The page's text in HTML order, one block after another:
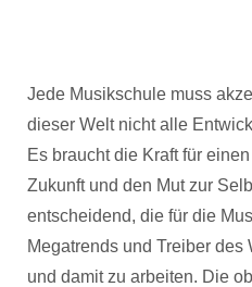
Jede Musikschule muss
dieser Welt nicht alle
Es braucht die Kraft für
Zukunft und den Mut zur
entscheidend, die für die
Megatrends und Treiber
und damit zu arbeiten. Die